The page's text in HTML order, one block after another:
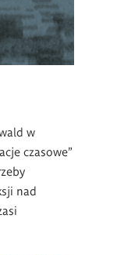
w
czasowe”
nad